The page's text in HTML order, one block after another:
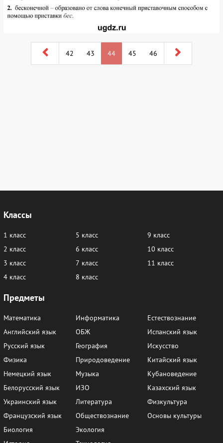
42 43 44 45 46
Классы
1 класс
2 класс
3 класс
4 класс
5 класс
6 класс
7 класс
8 класс
9 класс
10 класс
11 класс
Предметы
Математика
Английский язык
Русский язык
Физика
Немецкий язык
Белорусский язык
Украинский язык
Французский язык
Биология
Информатика
ОБЖ
География
Природоведение
Музыка
ИЗО
Литература
Обществознание
Экология
Естествознание
Испанский язык
Искусство
Китайский язык
Кубановедение
Казахский язык
Физкультура
Основы культуры